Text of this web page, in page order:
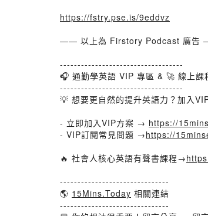
https://fstry.pse.is/9eddvz
—— 以上為 Firstory Podcast 廣
-----------------------------------
🎧 通勤學英語 VIP 專區 & 🚀 線上課
-----------------------------------
💡 想要更自然的提升英語力？加入
- 立即加入VIP方案 → https://
- VIP訂閱常見問題 →https://
🔥 社會人核心英語有聲書課程→
-------------------------------
🌎 15Mins.Today 相關連結
-------------------------------